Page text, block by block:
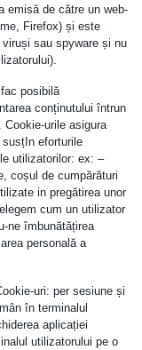
emisă de către un web-
Firefox) și este
viruși sau spyware și nu
posibilă
conținutului întrun
urile asigura
eforturile
utilizatorilor: ex: –
coșul de cumpărături
in pregătirea unor
cum un utilizator
ne îmbunătățirea
personală a
uri: per sesiune și
în terminalul
aplicației
utilizatorului pe o